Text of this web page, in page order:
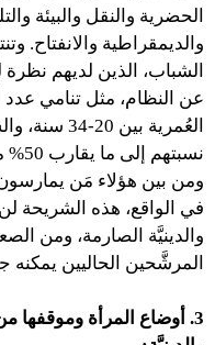
الحضرية والنقل والبيئة
والديمقراطية والانفتاح.
الشباب، الذين لديهم
عن النظام، مثل تنامي
العُمرية
ومن بين هؤلاء مَن يمارسون
في الواقع، هذه الشريحة لن
والدينيَّة الصارمة، ومن
المرشَّحين الحاليين
3. أوضاع المرأة وموقفها